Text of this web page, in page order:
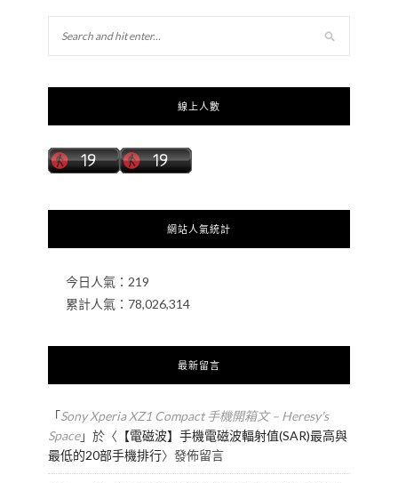
線上人數
網站人氣統計
今日人氣： 219
累計人氣： 78,026,314
最新留言
「Sony Xperia XZ1 Compact 手機開箱文 – Heresy's
Space」於〈 【電磁波】手機電磁波輻射值(SAR)最高與
最低的20部手機排行〉發佈留言